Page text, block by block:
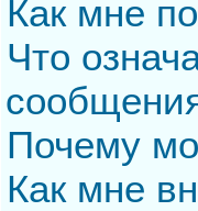
Как мне
Что
Почему
Как мне